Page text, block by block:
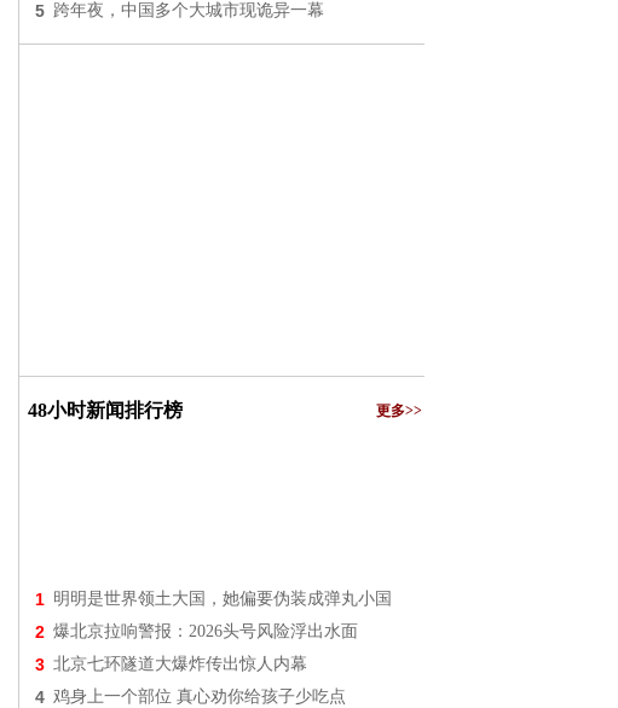
5 跨年夜，中国多个大城市现诡异一幕
48小时新闻排行榜 更多>>
1 明明是世界领土大国，她偏要伪装成弹丸小国
2 爆北京拉响警报：2026头号风险浮出水面
3 北京七环隧道大爆炸传出惊人内幕
4 鸡身上一个部位 真心劝你给孩子少吃点